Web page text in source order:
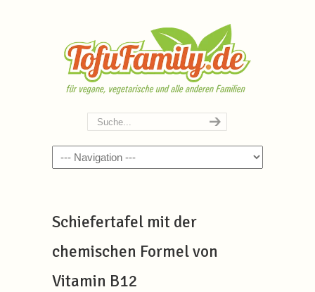
Navigation
Schiefertafel mit der
chemischen Formel von
Vitamin B12